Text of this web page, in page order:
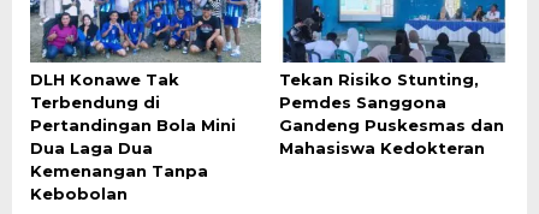
DLH Konawe Tak
Terbendung di
Pertandingan Bola Mini
Dua Laga Dua
Kemenangan Tanpa
Kebobolan
Tekan Risiko Stunting,
Pemdes Sanggona
Gandeng Puskesmas dan
Mahasiswa Kedokteran